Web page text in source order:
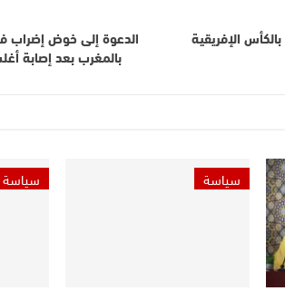
الإفريقية الدعوة إلى خوض إضراب
بالمغرب بعد إصابة
سياسة سياسة